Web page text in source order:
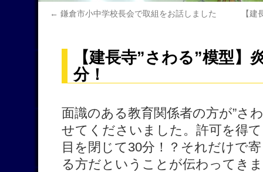
← 鎌倉市小中学校長会で取組をお話しました 【
【建長寺”さわる”模型】
分！
面識のある教育関係者の方が”さ
せてくださいました。許可を得
目を閉じて30分！？それだけで
る方だということが伝わってき